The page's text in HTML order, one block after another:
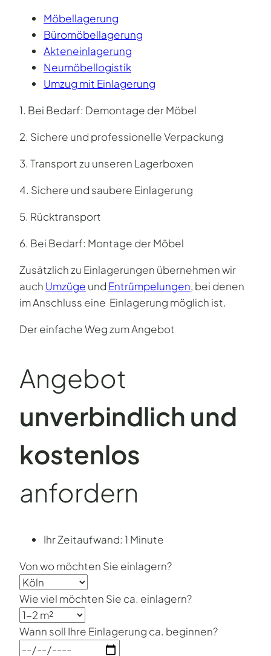
Möbellagerung
Büromöbellagerung
Akteneinlagerung
Neumöbellogistik
Umzug mit Einlagerung
1. Bei Bedarf: Demontage der Möbel
2. Sichere und professionelle Verpackung
3. Transport zu unseren Lagerboxen
4. Sichere und saubere Einlagerung
5. Rücktransport
6. Bei Bedarf: Montage der Möbel
Zusätzlich zu Einlagerungen übernehmen wir
auch Umzüge und Entrümpelungen, bei denen
im Anschluss eine Einlagerung möglich ist.
Der einfache Weg zum Angebot
Angebot
unverbind­lich und
kostenlos
anfordern
Ihr Zeitaufwand: 1 Minute
Von wo möchten Sie einlagern?
Wie viel möchten Sie ca. einlagern?
Wann soll Ihre Einlagerung ca. beginnen?